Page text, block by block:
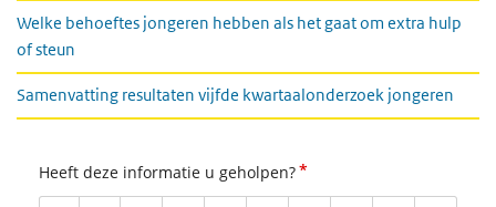
Welke behoeftes jongeren hebben als het gaat om extra hulp
of steun
Samenvatting resultaten vijfde kwartaalonderzoek jongeren
Heeft deze informatie u geholpen?*